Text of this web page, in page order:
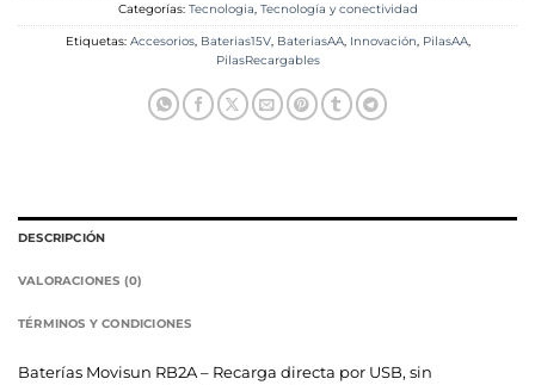
Categorías: Tecnologia, Tecnología y conectividad
Etiquetas: Accesorios, Baterias15V, BateriasAA, Innovación, PilasAA,
PilasRecargables
DESCRIPCIÓN
VALORACIONES (0)
TÉRMINOS Y CONDICIONES
Baterías Movisun RB2A – Recarga directa por USB, sin